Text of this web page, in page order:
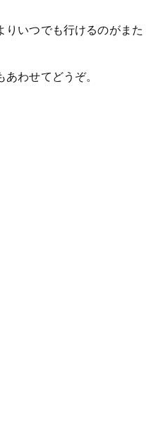
りいつでも行けるのがまた
わせてどうぞ。